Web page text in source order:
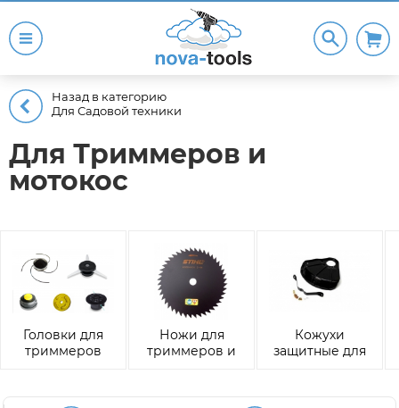
Назад в категорию
Для Садовой техники
Для Триммеров и
мотокос
Головки для
триммеров
Ножи для
триммеров и
Кожухи
защитные для